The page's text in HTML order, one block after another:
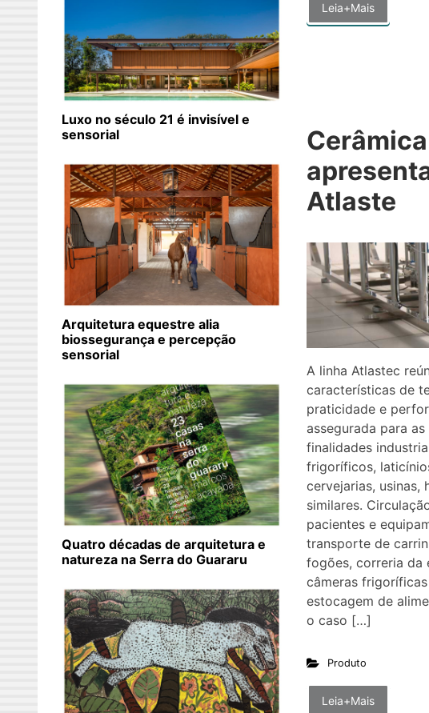
Leia+Mais
Atlaste
A linha Atlastec
características de
praticidade e
assegurada para
finalidades
frigoríficos,
cervejarias, usinas,
similares.
pacientes e
transporte de
fogões, correria da
câmeras
estocagem de
o caso […]
Produto
Leia+Mais
Luxo no século 21 é invisível e
sensorial
Arquitetura equestre alia
biossegurança e percepção
sensorial
Quatro décadas de arquitetura e
natureza na Serra do Guararu